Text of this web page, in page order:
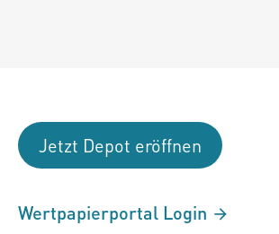
Jetzt Depot eröffnen
Wertpapierportal Login